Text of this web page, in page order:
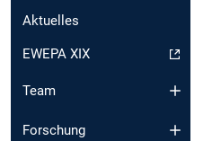
Aktuelles
EWEPA XIX
Team
Forschung